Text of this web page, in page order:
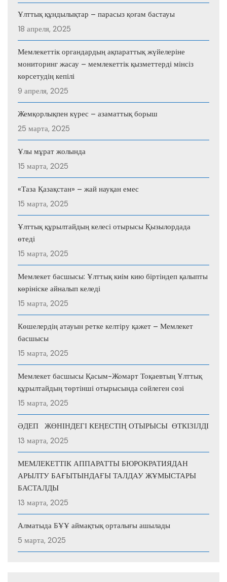
Ұлттық құндылықтар – парасыз қоғам бастауы
18 апреля, 2025
Мемлекеттік органдардың ақпараттық жүйелеріне
мониторинг жасау – мемлекеттік қызметтерді мінсіз
көрсетудің кепілі
9 апреля, 2025
Жемқорлықпен күрес – азаматтық борыш
25 марта, 2025
Ұлы мұрат жолында
15 марта, 2025
«Таза Қазақстан» – жай науқан емес
15 марта, 2025
Ұлттық құрылтайдың келесі отырысы Қызылордада
өтеді
15 марта, 2025
Мемлекет басшысы: Ұлттық киім кию біртіндеп қалыпты
көрініске айналып келеді
15 марта, 2025
Көшелердің атауын ретке келтіру қажет – Мемлекет
басшысы
15 марта, 2025
Мемлекет басшысы Қасым-Жомарт Тоқаевтың Ұлттық
құрылтайдың төртінші отырысында сөйлеген сөзі
15 марта, 2025
ӘДЕП ЖӨНІНДЕГІ КЕҢЕСТІҢ ОТЫРЫСЫ ӨТКІЗІЛДІ
13 марта, 2025
МЕМЛЕКЕТТІК АППАРАТТЫ БЮРОКРАТИЯДАН
АРЫЛТУ БАҒЫТЫНДАҒЫ ТАЛДАУ ЖҰМЫСТАРЫ
БАСТАЛДЫ
13 марта, 2025
Алматыда БҰҰ аймақтық орталығы ашылады
5 марта, 2025